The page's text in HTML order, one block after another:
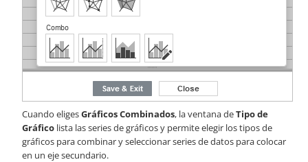
Cuando eligesGráficos Combinados, la ventana deTipo de
Gráfico lista las series de gráficos y permite elegir los tipos de
gráficos para combinar y seleccionar series de datos para colocar
en un eje secundario.